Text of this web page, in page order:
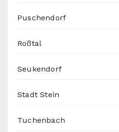
Puschendorf
Roßtal
Seukendorf
Stadt Stein
Tuchenbach